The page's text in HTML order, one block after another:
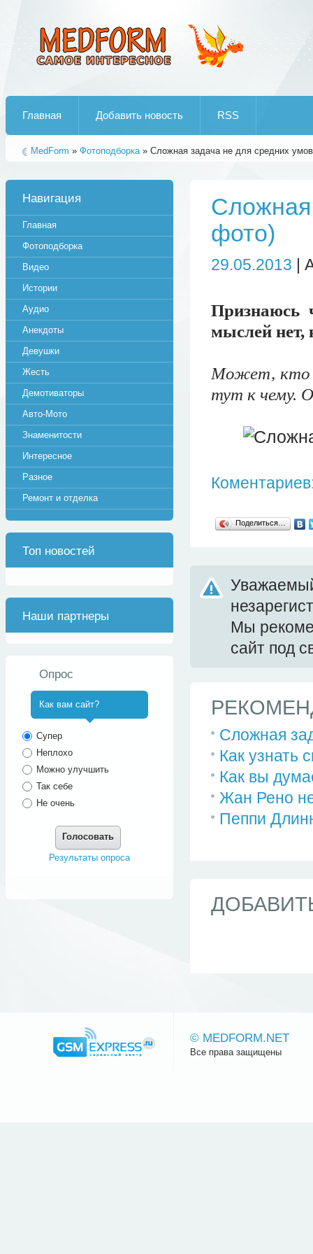
Главная Добавить новость RSS
MedForm » Фотоподборка» Сложная задача не для средних
Сложная
фото)
29.05.2013 |
Признаюсь
мыслей нет,
Может, кто
тут к чему.
Поделиться…
Мы
сайт под
Сложная
Как узнать
Как вы
Жан Рено
Пеппи
Навигация
Главная
Фотоподборка
Видео
Истории
Аудио
Анекдоты
Девушки
Жесть
Демотиваторы
Авто-Мото
Знаменитости
Интересное
Разное
Ремонт и отделка
Топ новостей
Наши партнеры
Опрос
Как вам сайт?
Супер
Неплохо
Можно улучшить
Так себе
Не очень
Голосовать
Результаты опроса
© MEDFORM.NET
Все права защищены